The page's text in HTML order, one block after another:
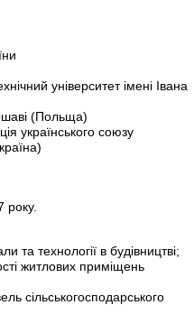
університет імені Івана
(Польща)
українського союзу
року.
та технології в будівництві;
житлових приміщень
сільськогосподарського